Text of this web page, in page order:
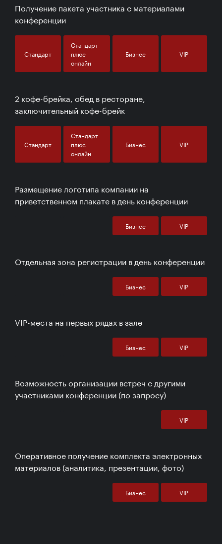
Получение пакета участника с материалами
конференции
Стандарт
Стандарт
плюс
онлайн
Бизнес VIP
2 кофе-брейка, обед в ресторане,
заключительный кофе-брейк
Стандарт
Стандарт
плюс
онлайн
Бизнес VIP
Размещение логотипа компании на
приветственном плакате в день конференции
Бизнес VIP
Отдельная зона регистрации в день конференции
Бизнес VIP
VIP-места на первых рядах в зале
Бизнес VIP
Возможность организации встреч с другими
участниками конференции (по запросу)
VIP
Оперативное получение комплекта электронных
материалов (аналитика, презентации, фото)
Бизнес VIP